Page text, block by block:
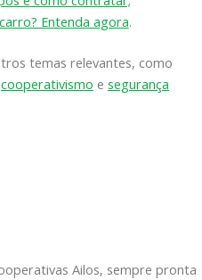
Entenda agora.
temas relevantes, como
cooperativismo e segurança
Ailos, sempre pronta